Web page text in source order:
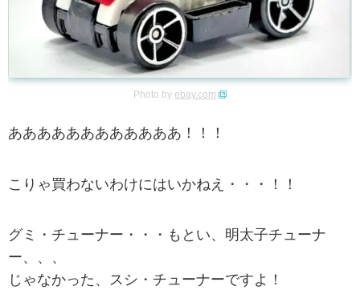
Photo by ebay.com
ああああああああああああ！！！
こりゃ買わないわけにはいかねえ・・・！！
グミ・チューナー・・・もとい、明太子チューナ
ー、、、
じゃなかった、スシ・チューナーですよ！